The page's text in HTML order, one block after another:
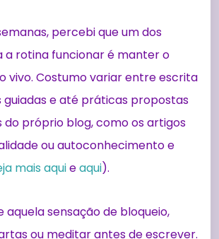
percebi que um dos
a rotina funcionar é manter o
vivo. Costumo variar entre escrita
guiadas e até práticas propostas
do próprio blog, como os artigos
ou autoconhecimento e
mais aquieaqui).
aquela sensação de bloqueio,
ou meditar antes de escrever.